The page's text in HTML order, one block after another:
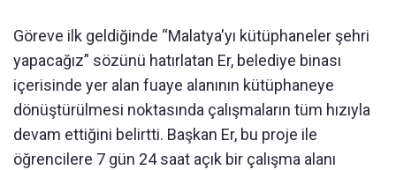
Göreve ilk geldiğinde “Malatya'yı kütüphaneler şehri
yapacağız” sözünü hatırlatan Er, belediye binası
içerisinde yer alan fuaye alanının kütüphaneye
dönüştürülmesi noktasında çalışmaların tüm hızıyla
devam ettiğini belirtti. Başkan Er, bu proje ile
öğrencilere 7 gün 24 saat açık bir çalışma alanı